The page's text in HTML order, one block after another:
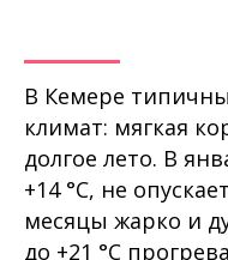
В Кемере
климат: мягкая
долгое лето. В
+14 °C, не
месяцы жарко и
до +21 °C